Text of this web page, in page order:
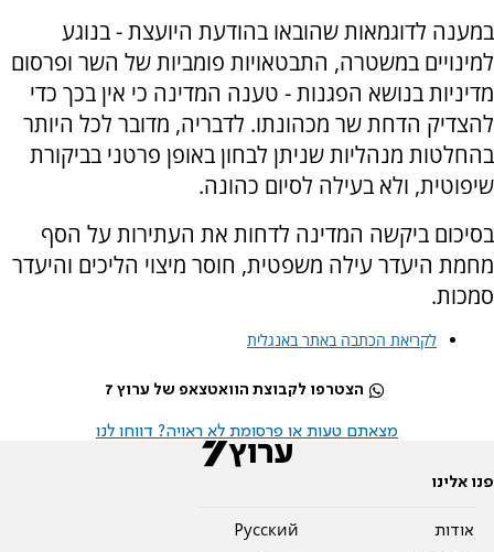
במענה לדוגמאות שהובאו בהודעת היועצת - בנוגע
למינויים במשטרה, התבטאויות פומביות של השר ופרסום
מדיניות בנושא הפגנות - טענה המדינה כי אין בכך כדי
להצדיק הדחת שר מכהונתו. לדבריה, מדובר לכל היותר
בהחלטות מנהליות שניתן לבחון באופן פרטני בביקורת
שיפוטית, ולא בעילה לסיום כהונה.
בסיכום ביקשה המדינה לדחות את העתירות על הסף
מחמת היעדר עילה משפטית, חוסר מיצוי הליכים והיעדר
סמכות.
לקריאת הכתבה באתר באנגלית
הצטרפו לקבוצת הוואטצאפ של ערוץ 7
מצאתם טעות או פרסומת לא ראויה? דווחו לנו
פנו אלינו
אודות
Pусский